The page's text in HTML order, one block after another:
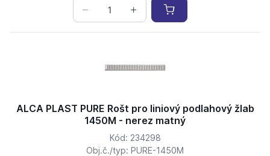
ALCA PLAST PURE Rošt pro liniový podlahový žlab
1450M - nerez matný
Kód: 234298
Obj.č./typ: PURE-1450M